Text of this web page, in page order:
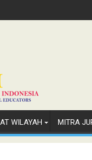
WILAYAH MITRA